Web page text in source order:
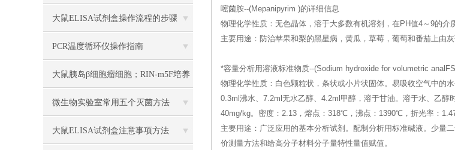
做的？
大鼠ELISA试剂盒操作流程的步骤
PCR温度循环仪操作指南
大鼠胰岛β细胞瘤细胞；RIN-m5F培养
操作说明
微生物实验室常用五个灭菌方法
大鼠ELISA试剂盒注意事项方法
嘧菌胺--(Mepanipyrim )的详细信息
物理化学性质：无色晶体，溶于大多数有机溶剂，在PH值4～9的
主要用途：防治苹果和梨的黑星病，黄瓜，草莓，葡萄和番茄上由灰
*容量分析用溶液标准物质--(Sodium hydroxide for volumetric
物理化学性质：白色颗粒状，条状或小片状固体。易吸收空气中的
0.3ml沸水、7.2ml无水乙醇、4.2ml甲醇，溶于甘油。溶于水、乙
40mg/kg。密度：2.13，熔点：318℃，沸点：1390℃，折光率：
主要用途：广泛应用的基本分析试剂。配制分析用标准碱液。少量
价测量方法和给高分子材料分子量特性量值赋值。